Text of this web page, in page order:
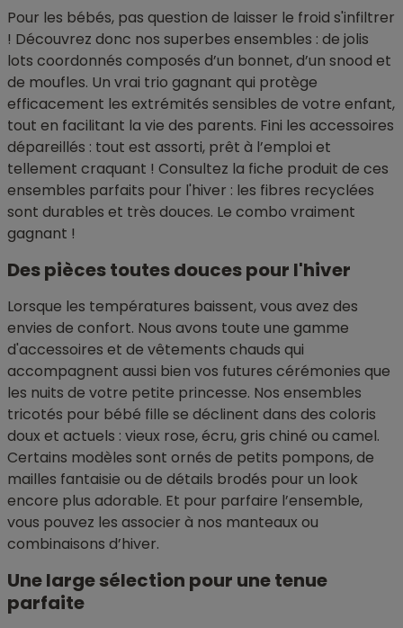
Pour les bébés, pas question de laisser le froid s'infiltrer
! Découvrez donc nos superbes ensembles : de jolis
lots coordonnés composés d’un bonnet, d’un snood et
de moufles. Un vrai trio gagnant qui protège
efficacement les extrémités sensibles de votre enfant,
tout en facilitant la vie des parents. Fini les accessoires
dépareillés : tout est assorti, prêt à l’emploi et
tellement craquant ! Consultez la fiche produit de ces
ensembles parfaits pour l'hiver : les fibres recyclées
sont durables et très douces. Le combo vraiment
gagnant !
Des pièces toutes douces pour l'hiver
Lorsque les températures baissent, vous avez des
envies de confort. Nous avons toute une gamme
d'accessoires et de vêtements chauds qui
accompagnent aussi bien vos futures cérémonies que
les nuits de votre petite princesse. Nos ensembles
tricotés pour bébé fille se déclinent dans des coloris
doux et actuels : vieux rose, écru, gris chiné ou camel.
Certains modèles sont ornés de petits pompons, de
mailles fantaisie ou de détails brodés pour un look
encore plus adorable. Et pour parfaire l’ensemble,
vous pouvez les associer à nos manteaux ou
combinaisons d’hiver.
Une large sélection pour une tenue
parfaite